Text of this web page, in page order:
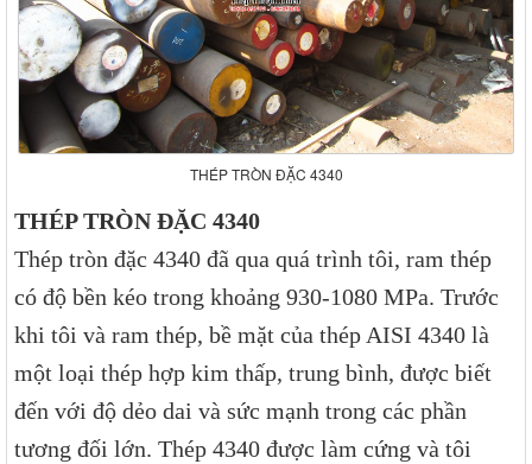
THÉP TRÒN ĐẶC 4340
THÉP TRÒN ĐẶC 4340
Thép tròn đặc 4340 đã qua quá trình tôi, ram thép
có độ bền kéo trong khoảng 930-1080 MPa. Trước
khi tôi và ram thép, bề mặt của thép AISI 4340 là
một loại thép hợp kim thấp, trung bình, được biết
đến với độ dẻo dai và sức mạnh trong các phần
tương đối lớn. Thép 4340 được làm cứng và tôi